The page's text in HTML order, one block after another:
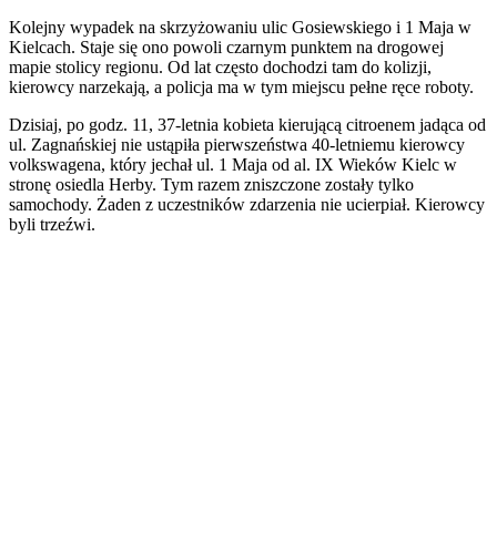
Kolejny wypadek na skrzyżowaniu ulic Gosiewskiego i 1 Maja w
Kielcach. Staje się ono powoli czarnym punktem na drogowej
mapie stolicy regionu. Od lat często dochodzi tam do kolizji,
kierowcy narzekają, a policja ma w tym miejscu pełne ręce roboty.
Dzisiaj, po godz. 11, 37-letnia kobieta kierującą citroenem jadąca od
ul. Zagnańskiej nie ustąpiła pierwszeństwa 40-letniemu kierowcy
volkswagena, który jechał ul. 1 Maja od al. IX Wieków Kielc w
stronę osiedla Herby. Tym razem zniszczone zostały tylko
samochody. Żaden z uczestników zdarzenia nie ucierpiał. Kierowcy
byli trzeźwi.